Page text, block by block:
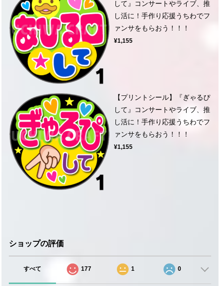
して』コンサートやライブ、推
し活に！手作り応援うちわでフ
ァンサをもらおう！！！
¥1,155
【プリントシール】『ぎゃるぴ
して』コンサートやライブ、推
し活に！手作り応援うちわでフ
ァンサをもらおう！！！
¥1,155
ショップの評価
すべて 177 1 0